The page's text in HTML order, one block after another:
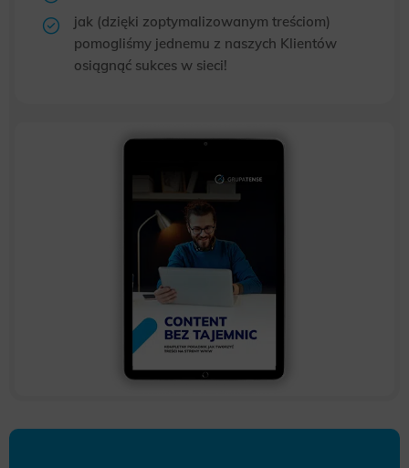
jak (dzięki zoptymalizowanym treściom)
pomogliśmy jednemu z naszych Klientów
osiągnąć sukces w sieci!